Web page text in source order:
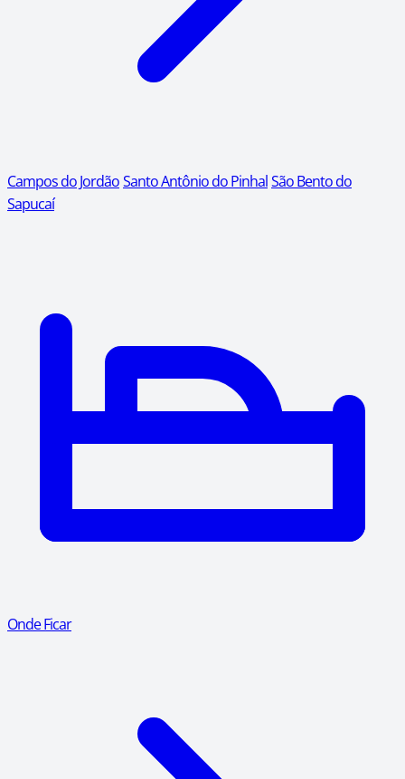
Campos do JordãoSanto Antônio do PinhalSão Bento do
Sapucaí
Onde Ficar